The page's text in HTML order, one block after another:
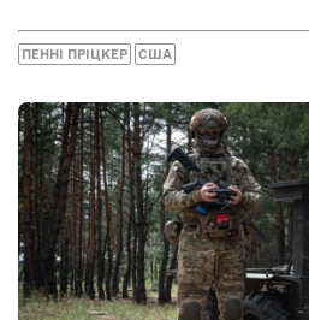
ПЕННІ ПРІЦКЕР США